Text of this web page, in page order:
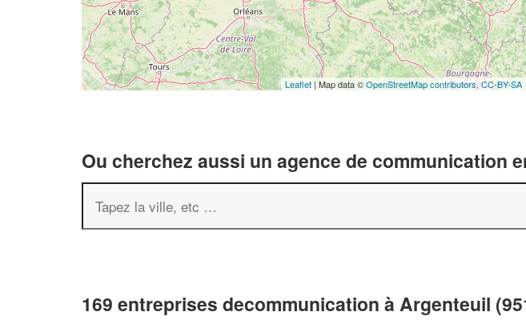
Leaflet | Map data ©OpenStreetMap contributors,CC-BY-SA
Ou cherchez aussi un agence de communication
169 entreprises decommunication à Argenteuil